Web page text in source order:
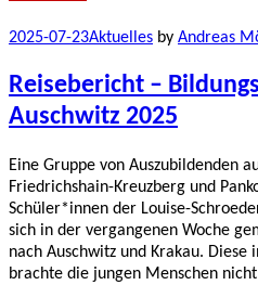
2025-07-23Aktuelles by Andreas
Reisebericht –
Auschwitz 2025
Eine Gruppe von Auszubildenden
Friedrichshain-Kreuzberg und
Schüler*innen der Louise-
sich in der vergangenen Woche
nach Auschwitz und Krakau.
brachte die jungen Menschen